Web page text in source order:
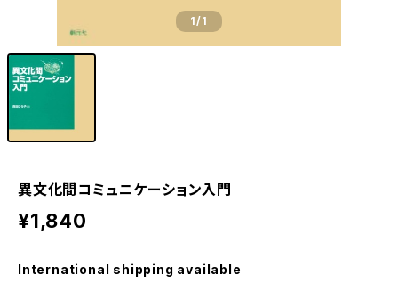
1/1
異文化間コミュニケーション入門
¥1,840
International shipping available